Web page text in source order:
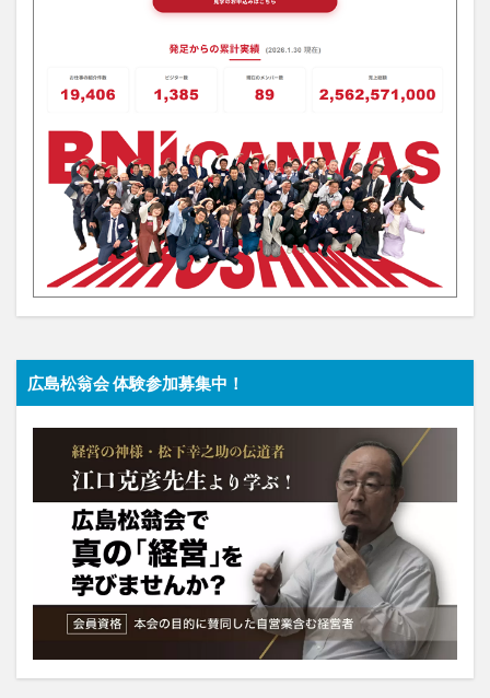
広島松翁会 体験参加募集中！